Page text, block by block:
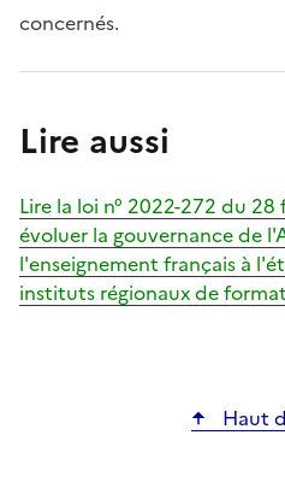
concernés.
Lire aussi
Lire la loi n° 2022-272 du
évoluer la gouvernance de
l'enseignement français à
instituts régionaux de
Haut